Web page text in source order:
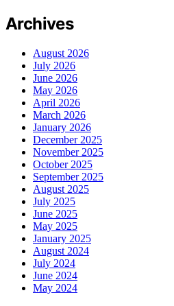
Archives
August 2026
July 2026
June 2026
May 2026
April 2026
March 2026
January 2026
December 2025
November 2025
October 2025
September 2025
August 2025
July 2025
June 2025
May 2025
January 2025
August 2024
July 2024
June 2024
May 2024